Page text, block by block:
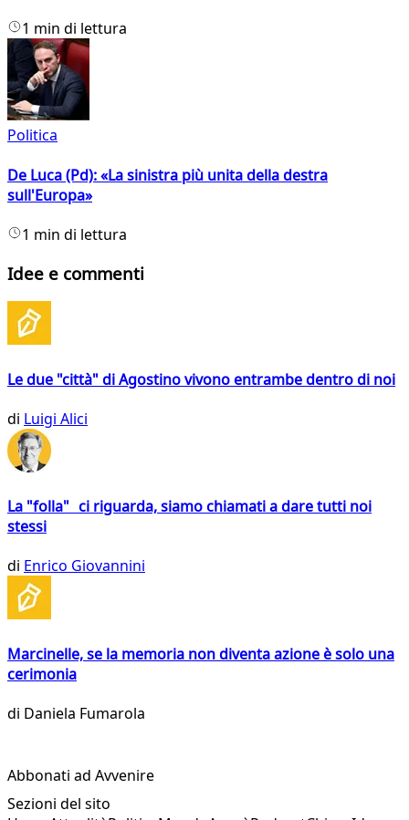
1 min di lettura
Politica
De Luca (Pd): «La sinistra più unita della destra
sull'Europa»
1 min di lettura
Idee e commenti
Le due "città" di Agostino vivono entrambe dentro di noi
di Luigi Alici
La "folla" ci riguarda, siamo chiamati a dare tutti noi
stessi
di Enrico Giovannini
Marcinelle, se la memoria non diventa azione è solo una
cerimonia
di Daniela Fumarola
Abbonati ad Avvenire
Sezioni del sito